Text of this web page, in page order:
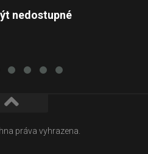
nedostupné
práva vyhrazena.